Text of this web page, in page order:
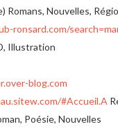
Romans, Nouvelles,
ronsard.com/
Illustration
blog.com
#Accueil.A
Poésie, Nouvelles